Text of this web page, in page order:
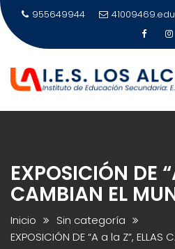
Saltar
al
contenido
955649944
EXPOSICIÓN DE
CAMBIAN EL
Inicio
Sin categoría
EXPOSICIÓN DE “A a la Z”, ELLAS